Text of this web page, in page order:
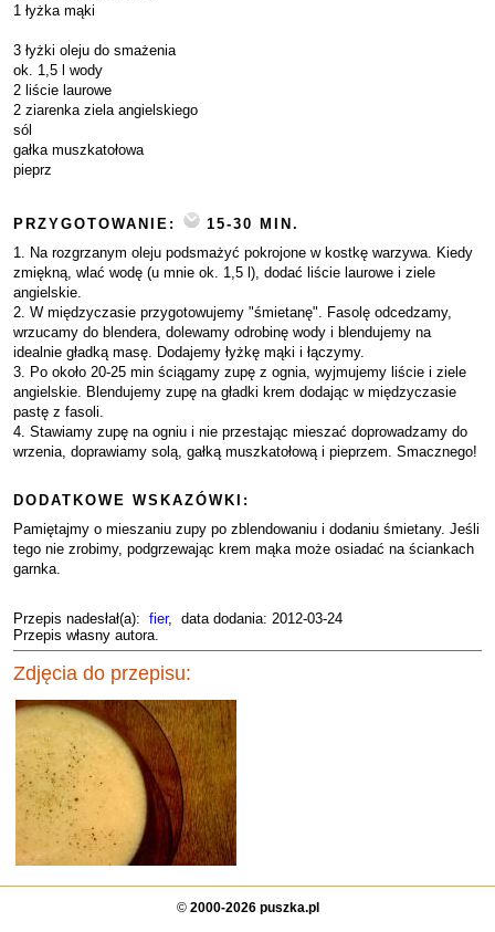
1 łyżka mąki
3 łyżki oleju do smażenia
ok. 1,5 l wody
2 liście laurowe
2 ziarenka ziela angielskiego
sól
gałka muszkatołowa
pieprz
PRZYGOTOWANIE:
15-30 MIN.
1. Na rozgrzanym oleju podsmażyć pokrojone w kostkę warzywa. Kiedy
zmiękną, wlać wodę (u mnie ok. 1,5 l), dodać liście laurowe i ziele
angielskie.
2. W międzyczasie przygotowujemy "śmietanę". Fasolę odcedzamy,
wrzucamy do blendera, dolewamy odrobinę wody i blendujemy na
idealnie gładką masę. Dodajemy łyżkę mąki i łączymy.
3. Po około 20-25 min ściągamy zupę z ognia, wyjmujemy liście i ziele
angielskie. Blendujemy zupę na gładki krem dodając w międzyczasie
pastę z fasoli.
4. Stawiamy zupę na ogniu i nie przestając mieszać doprowadzamy do
wrzenia, doprawiamy solą, gałką muszkatołową i pieprzem. Smacznego!
DODATKOWE WSKAZÓWKI:
Pamiętajmy o mieszaniu zupy po zblendowaniu i dodaniu śmietany. Jeśli
tego nie zrobimy, podgrzewając krem mąka może osiadać na ściankach
garnka.
Przepis nadesłał(a): fier, data dodania: 2012-03-24
Przepis własny autora.
Zdjęcia do przepisu:
© 2000-2026 puszka.pl